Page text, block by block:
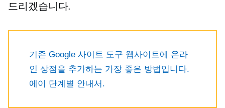
드리겠습니다.
기존 Google 사이트 도구 웹사이트에 온라
인 상점을 추가하는 가장 좋은 방법입니다.
에이 단계별 안내서.